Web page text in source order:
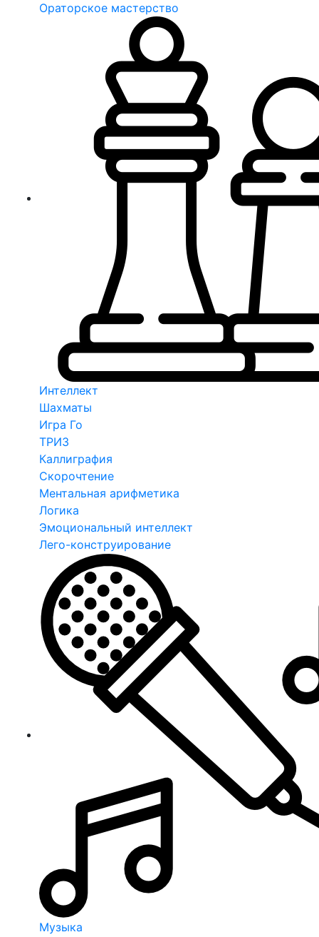
Ораторское мастерство
Интеллект
Шахматы
Игра Го
ТРИЗ
Каллиграфия
Скорочтение
Ментальная арифметика
Логика
Эмоциональный интеллект
Лего-конструирование
Музыка